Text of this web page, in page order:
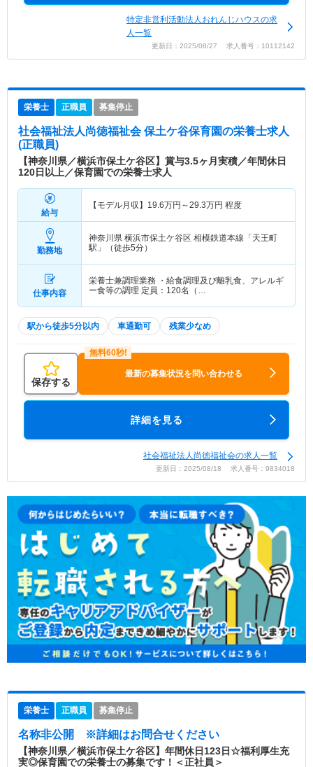
特定非営利活動法人おれんじハウスの求
人一覧
更新日：2025/08/27 求人番号：10112142
栄養士 正職員 募集停止
社会福祉法人尚徳福祉会 保土ケ谷保育園の栄養士求人
(正職員)
【神奈川県／横浜市保土ケ谷区】賞与3.5ヶ月実積／年間休日
120日以上／保育園での栄養士求人
給与
【モデル月収】 19.6万円～29.3万円 程度
勤務地
神奈川県 横浜市保土ケ谷区 相模鉄道本線「天王町
駅」（徒歩5分）
仕事内容
栄養士兼調理業務 ・給食調理及び離乳食、アレルギ
ー食等の調理 定員：120名（…
駅から徒歩5分以内 車通勤可 残業少なめ
保存する
最新の募集状況を問い合わせる
詳細を見る
社会福祉法人尚徳福祉会の求人一覧
更新日：2025/08/18 求人番号：9834018
栄養士 正職員 募集停止
名称非公開 ※詳細はお問合せください
【神奈川県／横浜市保土ケ谷区】年間休日123日☆福利厚生充
実◎保育園での栄養士の募集です！＜正社員＞